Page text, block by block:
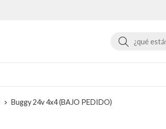
Buscar
Buggy 24v 4x4 (BAJO PEDIDO)